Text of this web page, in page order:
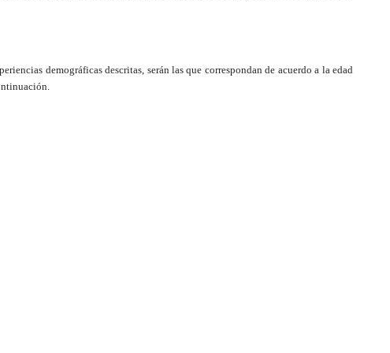
demográficas descritas, serán las que correspondan de acuerdo a la edad